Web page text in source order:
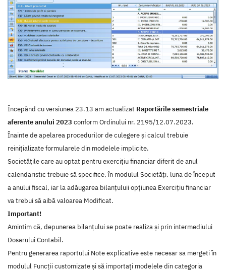
Începând cu versiunea 23.13 am actualizat Raportările semestriale
aferente anului 2023 conform Ordinului nr. 2195/12.07.2023.
Înainte de apelarea procedurilor de culegere și calcul trebuie
reinițializate formularele din modelele implicite.
Societățile care au optat pentru exercițiu financiar diferit de anul
calendaristic trebuie să specifice, în modulul Societăți, luna de început
a anului fiscal, iar la adăugarea bilanțuluii opțiunea Exercițiu financiar
va trebui să aibă valoarea Modificat.
Important!
Amintim că, depunerea bilanțului se poate realiza și prin intermediului
Dosarului Contabil.
Pentru generarea raportului Note explicative este necesar sa mergeti în
modulul Funcții customizate și să importați modelele din categoria